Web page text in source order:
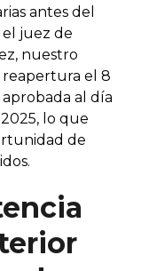
antes del
juez de
nuestro
el 8
al día
lo que
de